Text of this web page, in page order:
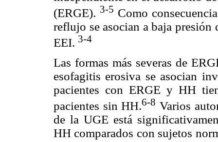
(ERGE). 3-5 Como
reflujo se asocian a baja
EEI. 3-4
Las formas más severas de
esofagitis erosiva se asocian
pacientes con ERGE y HH
pacientes sin HH.6-8 Varios
de la UGE está
HH comparados con sujetos